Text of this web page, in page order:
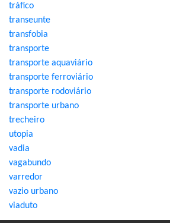
tráfico
transeunte
transfobia
transporte
transporte aquaviário
transporte ferroviário
transporte rodoviário
transporte urbano
trecheiro
utopia
vadia
vagabundo
varredor
vazio urbano
viaduto